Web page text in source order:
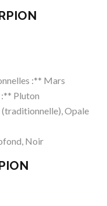
:** Mars
Pluton
(traditionnelle), Opale
Noir